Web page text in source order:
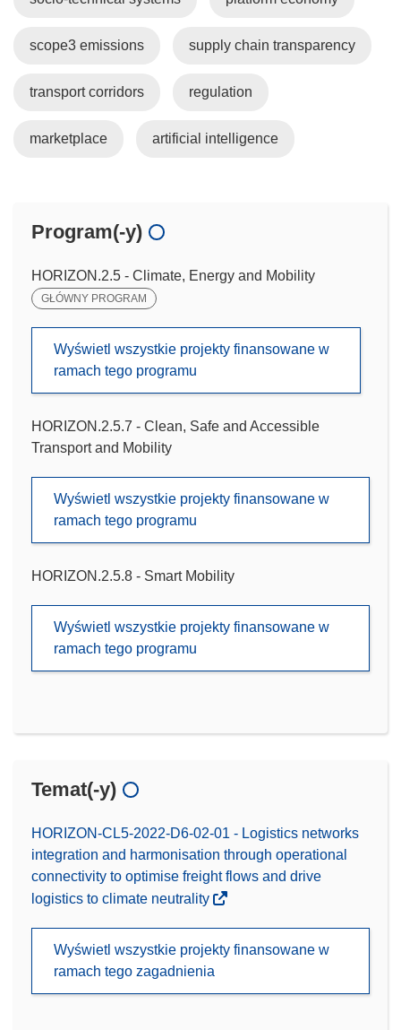
scope3 emissions supply chain transparency
transport corridors regulation
marketplace artificial intelligence
Program(-y)
HORIZON.2.5 - Climate, Energy and Mobility
GŁÓWNY PROGRAM
Wyświetl wszystkie projekty finansowane w
ramach tego programu
HORIZON.2.5.7 - Clean, Safe and Accessible
Transport and Mobility
Wyświetl wszystkie projekty finansowane w
ramach tego programu
HORIZON.2.5.8 - Smart Mobility
Wyświetl wszystkie projekty finansowane w
ramach tego programu
Temat(-y)
HORIZON-CL5-2022-D6-02-01 - Logistics networks
integration and harmonisation through operational
connectivity to optimise freight flows and drive
logistics to climate neutrality
Wyświetl wszystkie projekty finansowane w
ramach tego zagadnienia